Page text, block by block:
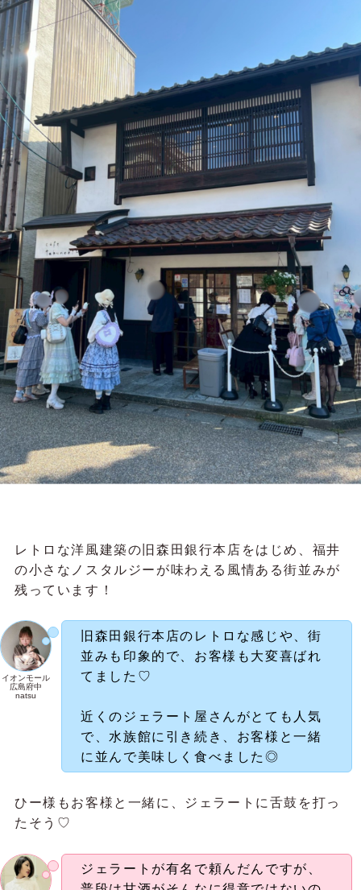
レトロな洋風建築の旧森田銀行本店をはじめ、福井
の小さなノスタルジーが味わえる風情ある街並みが
残っています！
イオンモール
広島府中
natsu
旧森田銀行本店のレトロな感じや、街
並みも印象的で、お客様も大変喜ばれ
てました♡
近くのジェラート屋さんがとても人気
で、水族館に引き続き、お客様と一緒
に並んで美味しく食べました◎
ひー様もお客様と一緒に、ジェラートに舌鼓を打っ
たそう♡
ジェラートが有名で頼んだんですが、